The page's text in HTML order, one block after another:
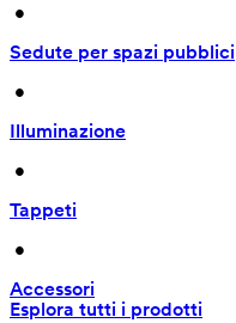
•
Sedute per spazi pubblici
•
Illuminazione
•
Tappeti
•
Accessori
Esplora tutti i prodotti